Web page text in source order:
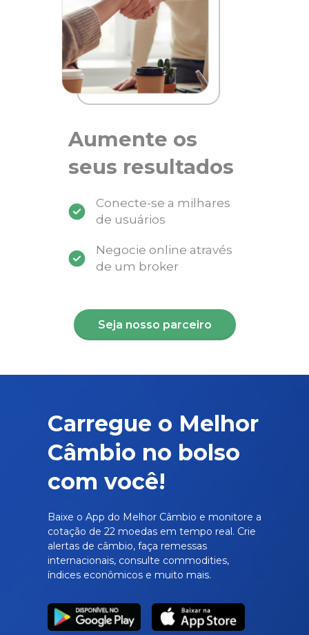
Aumente os
seus resultados
Conecte-se a milhares
de usuários
Negocie online através
de um broker
Seja nosso parceiro
Carregue o Melhor
Câmbio no bolso
com você!
Baixe o App do Melhor Câmbio e monitore a
cotação de 22 moedas em tempo real. Crie
alertas de câmbio, faça remessas
internacionais, consulte commodities,
índices econômicos e muito mais.